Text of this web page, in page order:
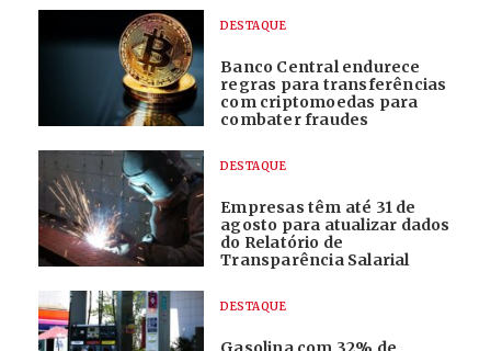
DESTAQUE
Banco Central endurece
regras para transferências
com criptomoedas para
combater fraudes
DESTAQUE
Empresas têm até 31 de
agosto para atualizar dados
do Relatório de
Transparência Salarial
DESTAQUE